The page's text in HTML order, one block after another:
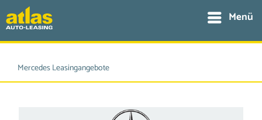
Menü
Mercedes Leasingangebote